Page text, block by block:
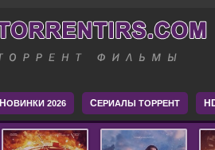
НОВИНКИ 2026 СЕРИАЛЫ ТОРРЕНТ